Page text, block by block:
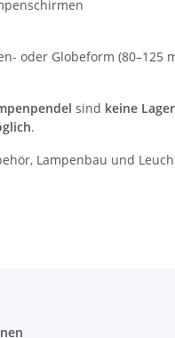
oder Globeform (80–125
sind keine
.
Lampenbau und